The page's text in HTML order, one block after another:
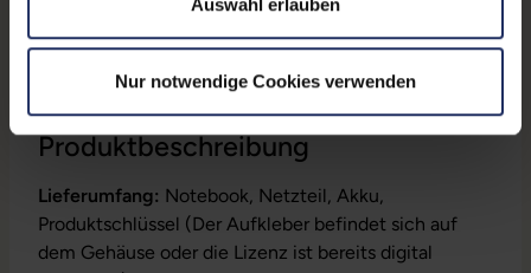
Nur notwendige Cookies verwenden
Produktbeschreibung
Lieferumfang: Notebook, Netzteil, Akku,
Produktschlüssel (Der Aufkleber befindet sich auf
dem Gehäuse oder die Lizenz ist bereits digital
Gewicht: 1,33 kg